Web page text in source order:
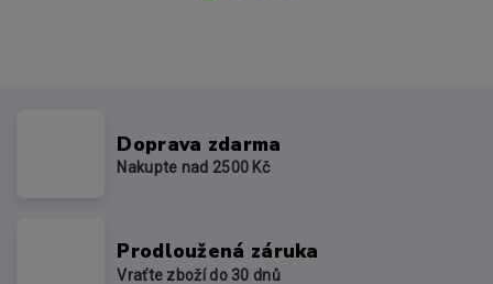
Doprava zdarma
Nakupte nad 2500 Kč
Prodloužená záruka
Vraťte zboží do 30 dnů